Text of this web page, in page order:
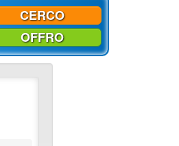
CERCO
OFFRO